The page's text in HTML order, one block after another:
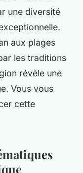
une diversité
aux plages
les traditions
révèle une
Vous vous
cette